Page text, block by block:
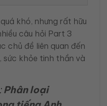
khó, nhưng rất hữu
câu hỏi Part 3
chủ đề liên quan đến
sức khỏe tinh thần và
Phân loại